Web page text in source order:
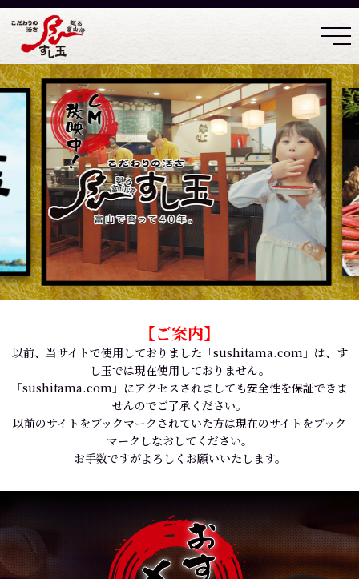
【ご案内】
以前、当サイトで使用しておりました「sushitama.com」は、す
し玉では現在使用しておりません。
「sushitama.com」にアクセスされましても安全性を保証できま
せんのでご了承ください。
以前のサイトをブックマークされていた方は現在のサイトをブック
マークしなおしてください。
お手数ですがよろしくお願いいたします。